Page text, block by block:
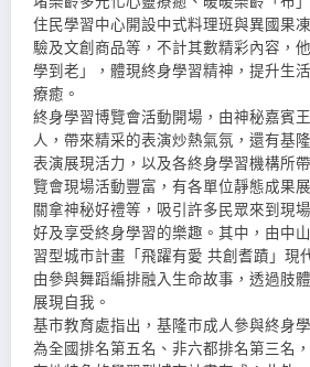
住民學習中心開設中式料理班與異國果
驗及文創商品等，不計其數精彩內容，
學到老」，體現終身學習精神，提升生
療癒。
終身學習博覽會活動開場，由神秘嘉賓
人，帶來精采的表演炒熱氣氛，還有基
表演展現活力，以及各終身學習機構所
覽會現場活動豐富，有各單位靜態成果
關拿神秘好禮等，吸引許多民眾來到現
好及享受終身學習的樂趣。其中，由中
習型城市計畫「飛躍有愛 共創耆蹟」現
由參與舞蹈編排融入生命故事，透過肢
展現自我。
基市教育處指出，基隆市成人參與終身
為全國排名第五名、非六都排名第三名